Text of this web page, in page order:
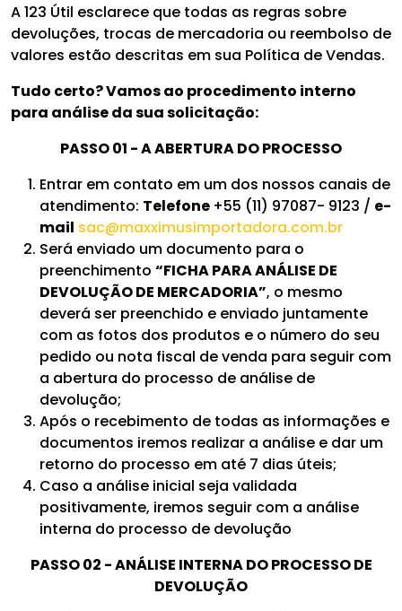
A 123 Útil esclarece que todas as regras sobre
devoluções, trocas de mercadoria ou reembolso de
valores estão descritas em sua Política de Vendas.
Tudo certo? Vamos ao procedimento interno
para análise da sua solicitação:
PASSO 01 - A ABERTURA DO PROCESSO
Entrar em contato em um dos nossos canais de
atendimento: Telefone +55 (11) 97087- 9123 / e-
mail sac@maxximusimportadora.com.br
Será enviado um documento para o
preenchimento “FICHA PARA ANÁLISE DE
DEVOLUÇÃO DE MERCADORIA”, o mesmo
deverá ser preenchido e enviado juntamente
com as fotos dos produtos e o número do seu
pedido ou nota fiscal de venda para seguir com
a abertura do processo de análise de
devolução;
Após o recebimento de todas as informações e
documentos iremos realizar a análise e dar um
retorno do processo em até 7 dias úteis;
Caso a análise inicial seja validada
positivamente, iremos seguir com a análise
interna do processo de devolução
PASSO 02 - ANÁLISE INTERNA DO PROCESSO DE
DEVOLUÇÃO